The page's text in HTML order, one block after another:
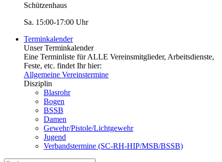
Schützenhaus
Sa. 15:00-17:00 Uhr
Terminkalender
Unser Terminkalender
Eine Terminliste für ALLE Vereinsmitglieder, Arbeitsdienste,
Feste, etc. findet Ihr hier:
Allgemeine Vereinstermine
Disziplin
Blasrohr
Bogen
BSSB
Damen
Gewehr/Pistole/Lichtgewehr
Jugend
Verbandstermine (SC-RH-HIP/MSB/BSSB)